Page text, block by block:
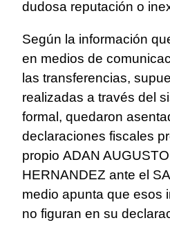
dudosa reputación o
Según la información
en medios de
las transferencias,
realizadas a través del
formal, quedaron
declaraciones fiscales
propio ADAN
HERNANDEZ ante el
medio apunta que esos
no figuran en su